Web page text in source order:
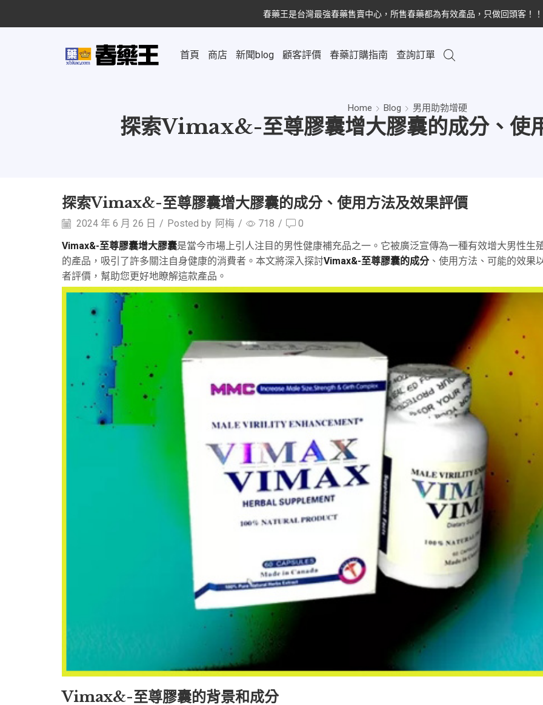
春藥王是台灣最強春藥售賣中心，所售春藥都為有效產品，只做回頭客！！
首頁 商店 新聞blog 顧客評價 春藥訂購指南 查詢訂單
Home Blog 男用助勃增硬
探索Vimax&-至尊膠囊增大膠囊的成分、使
探索Vimax&-至尊膠囊增大膠囊的成分、使用方法及效果評價
2024 年 6 月 26 日 / Posted by 阿梅 / 718 /
0
Vimax&-至尊膠囊增大膠囊是當今市場上引人注目的男性健康補充品之一。它被廣泛宣傳為一種有效增大男性生
的產品，吸引了許多關注自身健康的消費者。本文將深入探討Vimax&-至尊膠囊的成分、使用方法、可能的效果
者評價，幫助您更好地瞭解這款產品。
Vimax&-至尊膠囊的背景和成分